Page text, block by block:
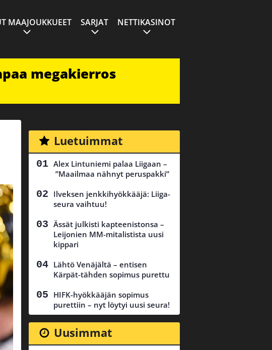
MAAJOUKKUEET SARJAT NETTIKASINOT
megakierros
Luetuimmat
Alex Lintuniemi palaa Liigaan –
”Maailmaa nähnyt peruspakki”
Ilveksen jenkkihyökkääjä: Liiga-
seura vaihtuu!
Ässät julkisti kapteenistonsa –
Leijonien MM-mitalistista uusi
kippari
Lähtö Venäjältä – entisen
Kärpät-tähden sopimus purettu
HIFK-hyökkääjän sopimus
purettiin – nyt löytyi uusi seura!
Uusimmat